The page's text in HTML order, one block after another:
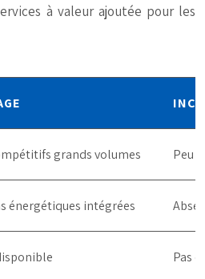
à valeur ajoutée pour les
grands volumes Peu
énergétiques intégrées
Pas